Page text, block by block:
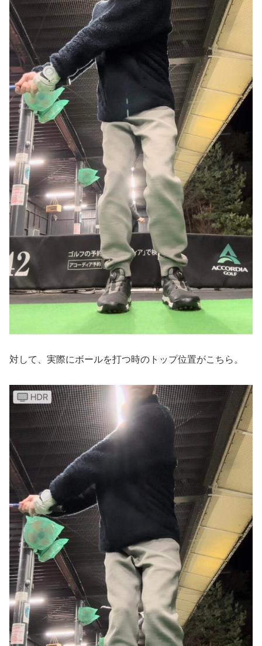
対して、実際にボールを打つ時のトップ位置がこちら。